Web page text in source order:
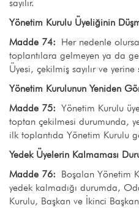
sayılır.
Yönetim Kurulu Üyeliğinin
Madde 74: Her nedenle
toplantılara gelmeyen ya da
Üyesi, çekilmiş sayılır ve
Yönetim Kurulunun Yeniden
Madde 75: Yönetim Kurulu
toptan çekilmesi durumunda,
ilk toplantıda Yönetim Kurulu
Yedek Üyelerin Kalmaması
Madde 76: Boşalan Yönetim
yedek kalmadığı durumda,
Kurulu, Başkan ve İkinci